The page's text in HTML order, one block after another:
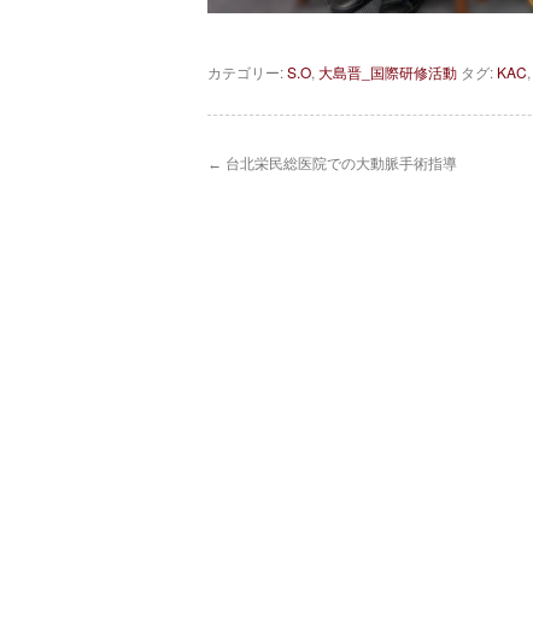
カテゴリー:S.O,大島晋_国際研修活動 タグ: KAC,
← 台北栄民総医院での大動脈手術指導